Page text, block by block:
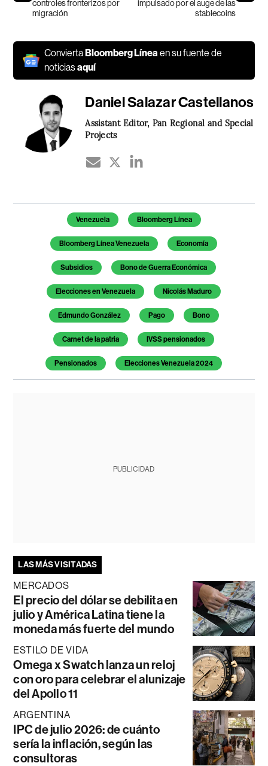
controles fronterizos por
migración
impulsado por el auge de las
stablecoins
ConviertaBloomberg Líneaen su fuente de
noticiasaquí
Daniel Salazar Castellanos
Assistant Editor, Pan Regional and Special
Projects
Temas de este artículo
Venezuela Bloomberg Línea
Bloomberg Línea Venezuela Economía
Subsidios Bono de Guerra Económica
Elecciones en Venezuela Nicolás Maduro
Edmundo González Pago Bono
Carnet de la patria IVSS pensionados
Pensionados Elecciones Venezuela 2024
PUBLICIDAD
LAS MÁS VISITADAS
MERCADOS
El precio del dólar se debilita en
julio y América Latina tiene la
moneda más fuerte del mundo
ESTILO DE VIDA
Omega x Swatch lanza un reloj
con oro para celebrar el alunizaje
del Apollo 11
ARGENTINA
IPC de julio 2026: de cuánto
sería la inflación, según las
consultoras